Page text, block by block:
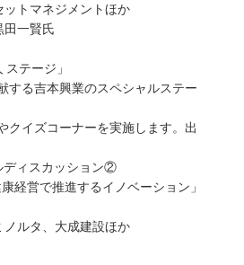
トマネジメントほか
田一賢氏
ステージ」
する吉本興業のスペシャルステー
クイズコーナーを実施します。出
ィスカッション②
経営で推進するイノベーション」
ルタ、大成建設ほか